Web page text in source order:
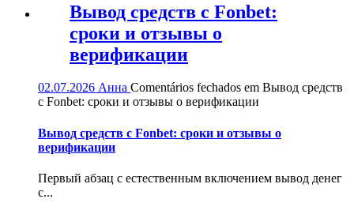
Вывод средств с Fonbet:
сроки и отзывы о
верификации
02.07.2026 Анна Comentários fechados em Вывод средств
с Fonbet: сроки и отзывы о верификации
Вывод средств с Fonbet: сроки и отзывы о
верификации
Первый абзац с естественным включением вывод денег
с...